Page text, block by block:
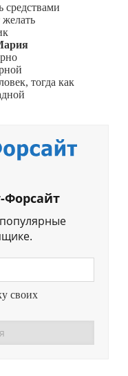
средствами
желать
тогда как
Форсайт
своих